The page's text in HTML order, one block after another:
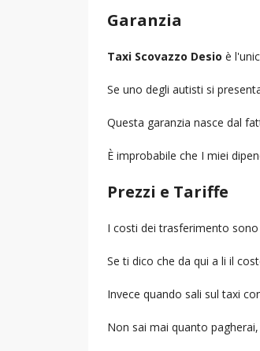
Garanzia
Taxi Scovazzo Desio è
Se uno degli autisti si
Questa garanzia nasce dal
È improbabile che I miei
Prezzi e Tariffe
I costi dei trasferimento
Se ti dico che da qui a li il
Invece quando sali sul taxi
Non sai mai quanto